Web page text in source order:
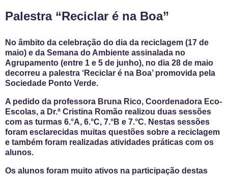
Palestra “Reciclar é na Boa”
No âmbito da celebração do dia da reciclagem (17 de
maio) e da Semana do Ambiente assinalada no
Agrupamento (entre 1 e 5 de junho), no dia 28 de maio
decorreu a palestra ‘Reciclar é na Boa’ promovida pela
Sociedade Ponto Verde.
A pedido da professora Bruna Rico, Coordenadora Eco-
Escolas, a Dr.ª Cristina Romão realizou duas sessões
com as turmas 6.°A, 6.°C, 7.°B e 7.°C. Nestas sessões
foram esclarecidas muitas questões sobre a reciclagem
e também foram realizadas atividades práticas com os
alunos.
Os alunos foram muito ativos na participação destas